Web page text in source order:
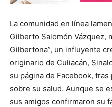
La comunidad en línea
Gilberto Salomón Vázquez,
Gilbertona”, un influyente
originario de Culiacán,
su página de Facebook,
sobre su salud. Aunque se
sus amigos confirmaron su